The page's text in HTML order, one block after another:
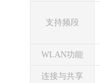
支持频段
WLAN功能
连接与共享